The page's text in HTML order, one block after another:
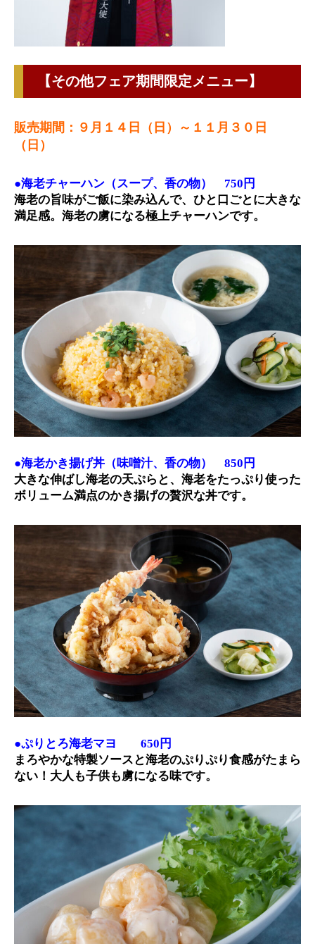
【その他フェア期間限定メニュー】
販売期間：９月１４日（日）～１１月３０日
（日）
●海老チャーハン（スープ、香の物） 750円
海老の旨味がご飯に染み込んで、ひと口ごとに大きな
満足感。海老の虜になる極上チャーハンです。
●海老かき揚げ丼（味噌汁、香の物） 850円
大きな伸ばし海老の天ぷらと、海老をたっぷり使った
ボリューム満点のかき揚げの贅沢な丼です。
●ぷりとろ海老マヨ 650円
まろやかな特製ソースと海老のぷりぷり食感がたまら
ない！大人も子供も虜になる味です。